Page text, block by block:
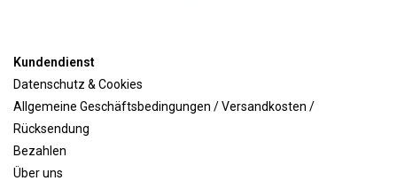
Kundendienst
Datenschutz & Cookies
Allgemeine Geschäftsbedingungen / Versandkosten /
Rücksendung
Bezahlen
Über uns